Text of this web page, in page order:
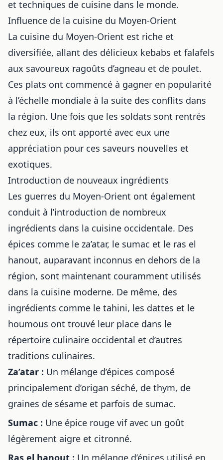
et techniques de cuisine dans le monde.
Influence de la cuisine du Moyen-Orient
La cuisine du Moyen-Orient est riche et
diversifiée, allant des délicieux kebabs et falafels
aux savoureux ragoûts d’agneau et de poulet.
Ces plats ont commencé à gagner en popularité
à l’échelle mondiale à la suite des conflits dans
la région. Une fois que les soldats sont rentrés
chez eux, ils ont apporté avec eux une
appréciation pour ces saveurs nouvelles et
exotiques.
Introduction de nouveaux ingrédients
Les guerres du Moyen-Orient ont également
conduit à l’introduction de nombreux
ingrédients dans la cuisine occidentale. Des
épices comme le za’atar, le sumac et le ras el
hanout, auparavant inconnus en dehors de la
région, sont maintenant couramment utilisés
dans la cuisine moderne. De même, des
ingrédients comme le tahini, les dattes et le
houmous ont trouvé leur place dans le
répertoire culinaire occidental et d’autres
traditions culinaires.
Za’atar : Un mélange d’épices composé
principalement d’origan séché, de thym, de
graines de sésame et parfois de sumac.
Sumac : Une épice rouge vif avec un goût
légèrement aigre et citronné.
Ras el hanout : Un mélange d’épices utilisé en